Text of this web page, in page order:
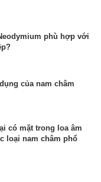
phù hợp với
của nam châm
có mặt trong loa âm
loại nam châm phổ